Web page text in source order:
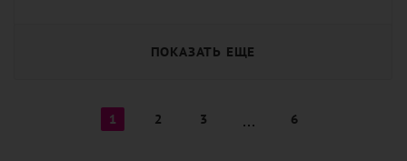
ПОКАЗАТЬ ЕЩЕ
1 2 3 6